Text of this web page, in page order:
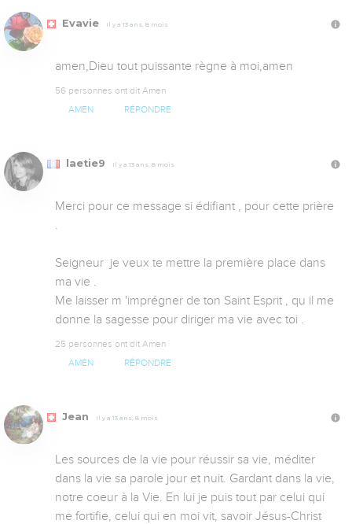
Evavie Il y a 13 ans, 8 mois
amen,Dieu tout puissante règne à moi,amen
56 personnes ont dit Amen
AMEN RÉPONDRE
laetie9 Il y a 13 ans, 8 mois
Merci pour ce message si édifiant , pour cette prière
.
Seigneur  je veux te mettre la première place dans
ma vie .
Me laisser m 'imprégner de ton Saint Esprit , qu il me
donne la sagesse pour diriger ma vie avec toi .
25 personnes ont dit Amen
AMEN RÉPONDRE
Jean Il y a 13 ans, 8 mois
Les sources de la vie pour réussir sa vie, méditer
dans la vie sa parole jour et nuit. Gardant dans la vie,
notre coeur à la Vie. En lui je puis tout par celui qui
me fortifie, celui qui en moi vit, savoir Jésus-Christ